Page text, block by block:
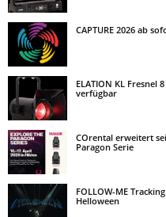
CAPTURE 2026 ab
ELATION KL Fresnel
verfügbar
COrental erweitert
Paragon Serie
FOLLOW-ME
Helloween